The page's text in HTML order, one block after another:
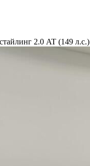
2.0 AT (149 л.с.)